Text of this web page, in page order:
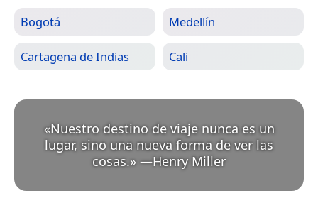
Bogotá Medellín
Cartagena de Indias Cali
«Nuestro destino de viaje nunca es un
lugar, sino una nueva forma de ver las
cosas.» —Henry Miller